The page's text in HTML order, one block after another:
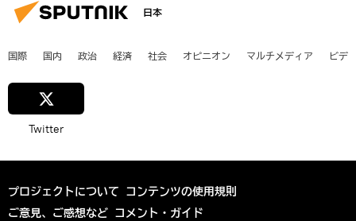
日本
国際 国内 政治 経済 社会 オピニオン マルチメディア ビデ
Twitter
プロジェクトについて コンテンツの使用規則
ご意見、ご感想など コメント・ガイド